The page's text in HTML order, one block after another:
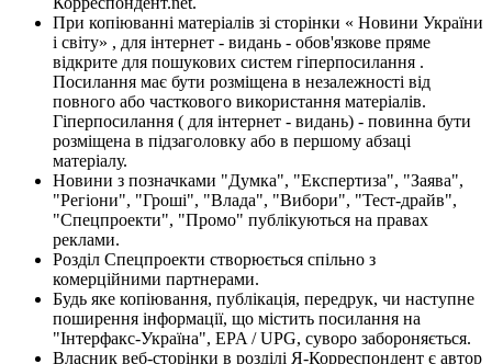
При копіюванні матеріалів зі сторінки « Новини України
і світу» , для інтернет - видань - обов'язкове пряме
відкрите для пошукових систем гіперпосилання .
Посилання має бути розміщена в незалежності від
повного або часткового використання матеріалів.
Гіперпосилання ( для інтернет - видань) - повинна бути
розміщена в підзаголовку або в першому абзаці
матеріалу.
Новини з позначками "Думка", "Експертиза", "Заява",
"Регіони", "Гроші", "Влада", "Вибори", "Тест-драйв",
"Спецпроекти", "Промо" публікуються на правах
реклами.
Розділ Спецпроекти створюється спільно з
комерційними партнерами.
Будь яке копіювання, публікація, передрук, чи наступне
поширення інформації, що містить посилання на
"Інтерфакс-Україна", EPA / UPG, суворо забороняється.
Власник веб-сторінки в розділі Я-Корреспондент є автор